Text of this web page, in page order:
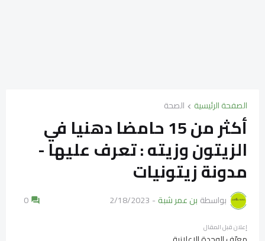
الصفحة الرئيسية الصحة
أكثر من 15 حامضا دهنيا في
الزيتون وزيته : تعرف عليها -
مدونة زيتونيات
بواسطة بن عمر شبة-
2/18/2023
0
إعلان قبل المقال